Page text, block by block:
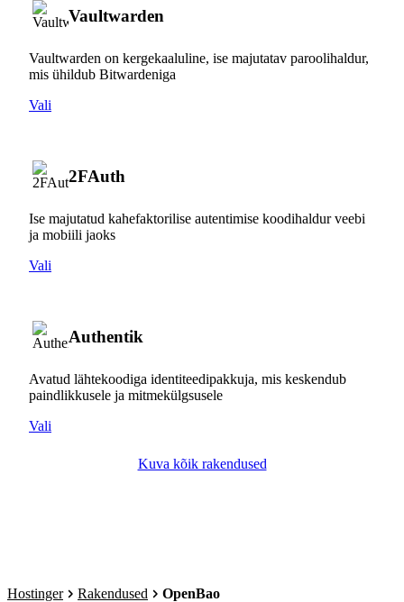
Vaultwarden
Vaultwarden on kergekaaluline, ise majutatav paroolihaldur,
mis ühildub Bitwardeniga
Vali
2FAuth
Ise majutatud kahefaktorilise autentimise koodihaldur veebi
ja mobiili jaoks
Vali
Authentik
Avatud lähtekoodiga identiteedipakkuja, mis keskendub
paindlikkusele ja mitmekülgsusele
Vali
Kuva kõik rakendused
Hostinger Rakendused OpenBao